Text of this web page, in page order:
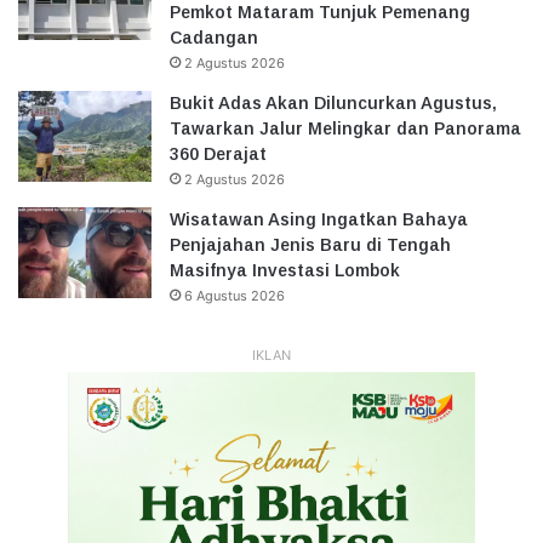
Pemkot Mataram Tunjuk Pemenang
Cadangan
2 Agustus 2026
Bukit Adas Akan Diluncurkan Agustus,
Tawarkan Jalur Melingkar dan Panorama
360 Derajat
2 Agustus 2026
Wisatawan Asing Ingatkan Bahaya
Penjajahan Jenis Baru di Tengah
Masifnya Investasi Lombok
6 Agustus 2026
IKLAN